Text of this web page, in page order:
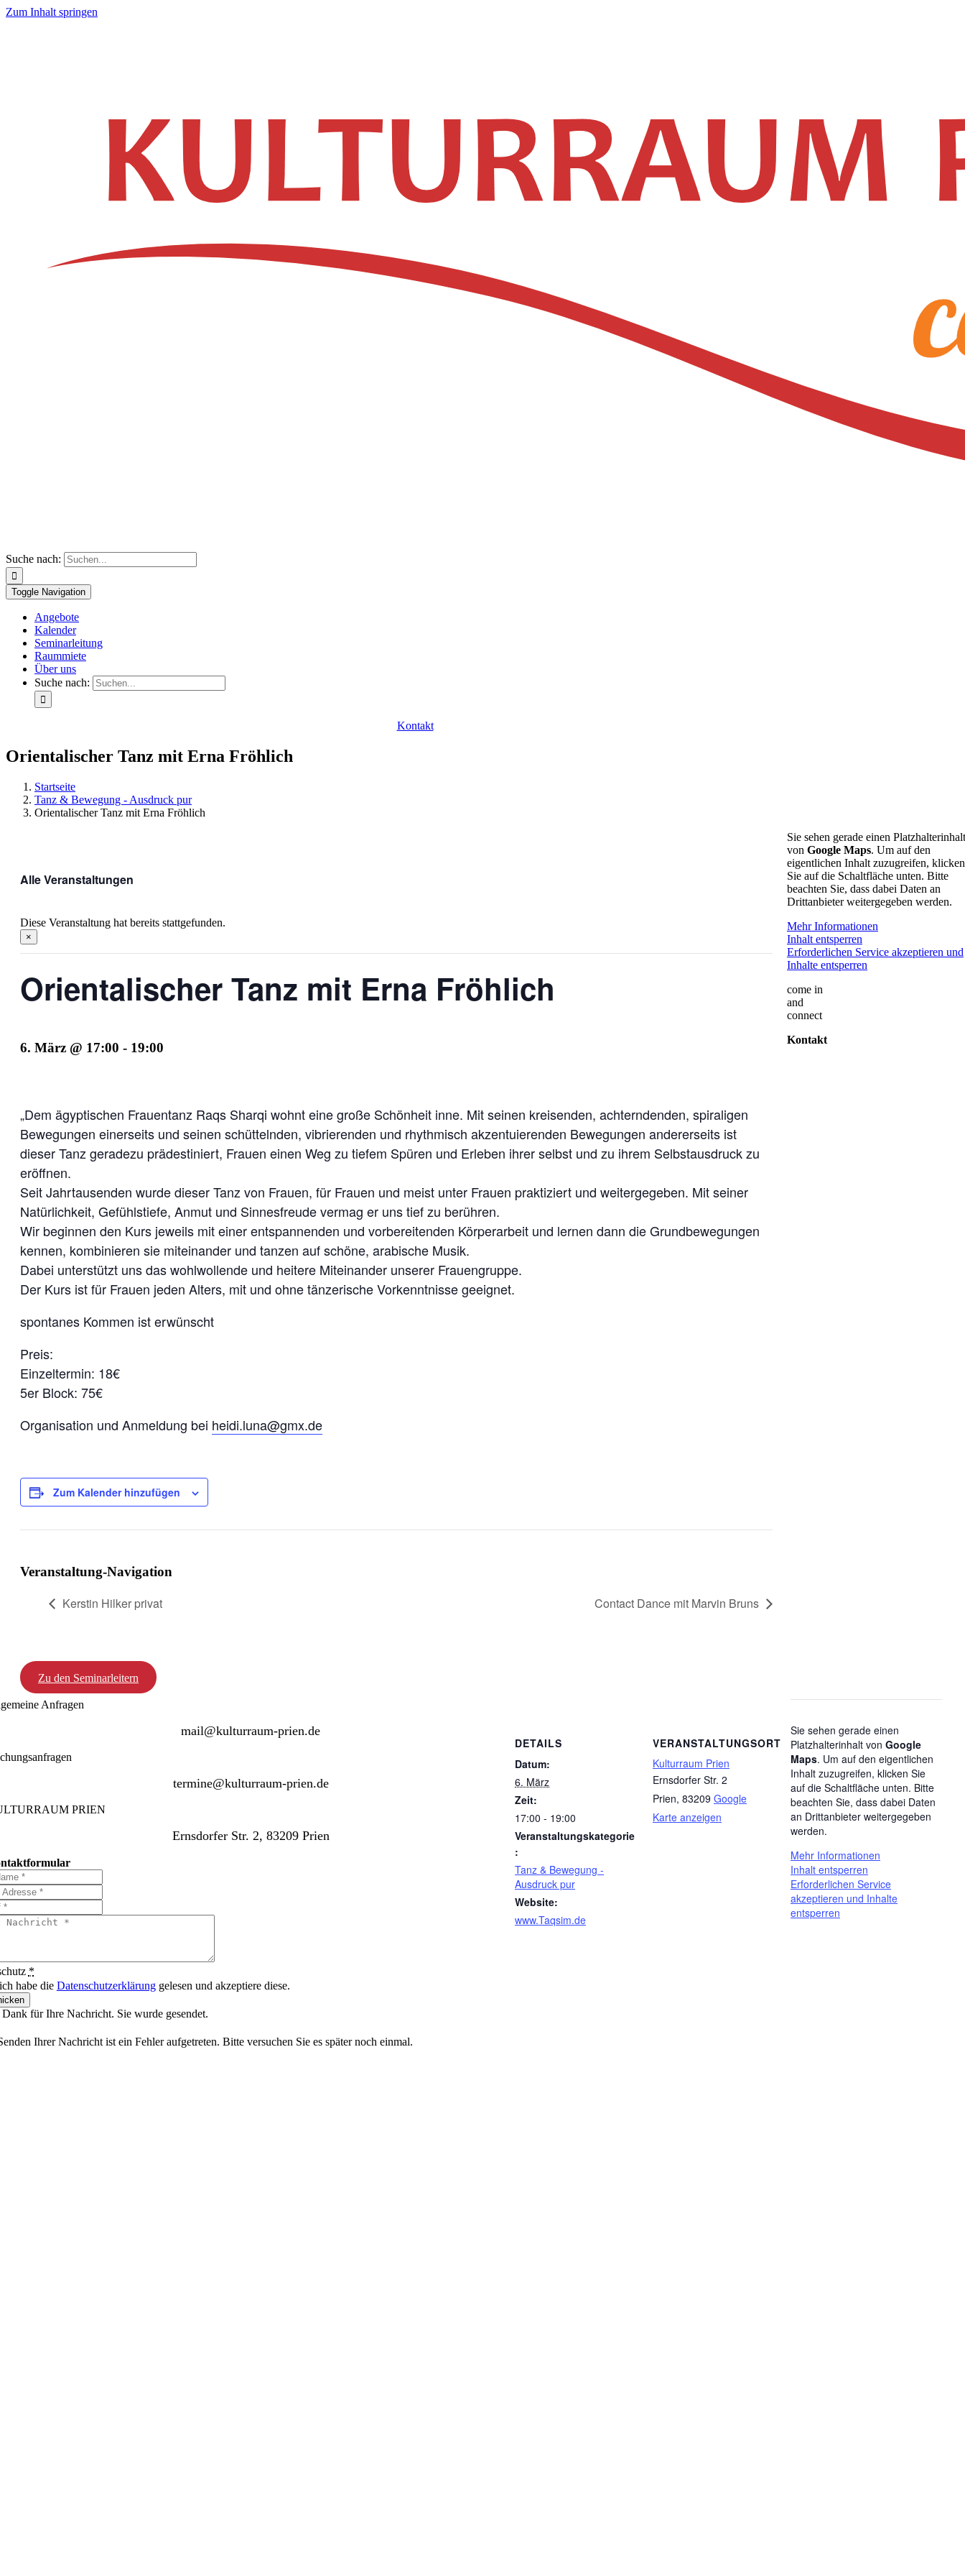
Zum Inhalt springen
Suche nach:
Toggle Navigation
Angebote
Kalender
Seminarleitung
Raummiete
Über uns
Suche nach:
Kontakt
Orientalischer Tanz mit Erna Fröhlich
Startseite
Tanz & Bewegung - Ausdruck pur
Orientalischer Tanz mit Erna Fröhlich
Alle Veranstaltungen
Diese Veranstaltung hat bereits stattgefunden.
×
Orientalischer Tanz mit Erna Fröhlich
6. März @ 17:00 - 19:00
„Dem ägyptischen Frauentanz Raqs Sharqi wohnt eine große Schönheit inne. Mit seinen kreisenden, achterndenden, spiraligen
Bewegungen einerseits und seinen schüttelnden, vibrierenden und rhythmisch akzentuierenden Bewegungen andererseits ist
dieser Tanz geradezu prädestiniert, Frauen einen Weg zu tiefem Spüren und Erleben ihrer selbst und zu ihrem Selbstausdruck zu
eröffnen.
Seit Jahrtausenden wurde dieser Tanz von Frauen, für Frauen und meist unter Frauen praktiziert und weitergegeben. Mit seiner
Natürlichkeit, Gefühlstiefe, Anmut und Sinnesfreude vermag er uns tief zu berühren.
Wir beginnen den Kurs jeweils mit einer entspannenden und vorbereitenden Körperarbeit und lernen dann die Grundbewegungen
kennen, kombinieren sie miteinander und tanzen auf schöne, arabische Musik.
Dabei unterstützt uns das wohlwollende und heitere Miteinander unserer Frauengruppe.
Der Kurs ist für Frauen jeden Alters, mit und ohne tänzerische Vorkenntnisse geeignet.
spontanes Kommen ist erwünscht
Preis:
Einzeltermin: 18€
5er Block: 75€
Organisation und Anmeldung bei heidi.luna@gmx.de
Zum Kalender hinzufügen
Veranstaltung-Navigation
Kerstin Hilker privat Contact Dance mit Marvin Bruns
Zu den Seminarleitern
DETAILS
Datum:
6. März
Zeit:
17:00 - 19:00
Veranstaltungskategorie
:
Tanz & Bewegung -
Ausdruck pur
Website:
www.Taqsim.de
VERANSTALTUNGSORT
Kulturraum Prien
Ernsdorfer Str. 2
Prien, 83209 Google
Karte anzeigen
Sie sehen gerade einen
Platzhalterinhalt von Google
Maps. Um auf den eigentlichen
Inhalt zuzugreifen, klicken Sie
auf die Schaltfläche unten. Bitte
beachten Sie, dass dabei Daten
an Drittanbieter weitergegeben
werden.
Mehr Informationen
Inhalt entsperren
Erforderlichen Service
akzeptieren und Inhalte
entsperren
Sie sehen gerade einen Platzhalterinhalt
von Google Maps. Um auf den
eigentlichen Inhalt zuzugreifen, klicken
Sie auf die Schaltfläche unten. Bitte
beachten Sie, dass dabei Daten an
Drittanbieter weitergegeben werden.
Mehr Informationen
Inhalt entsperren
Erforderlichen Service akzeptieren und
Inhalte entsperren
come in
and
connect
Kontakt
Anfragen
mail@kulturraum-prien.de
termine@kulturraum-prien.de
PRIEN
Ernsdorfer Str. 2, 83209 Prien
*
habe die Datenschutzerklärunggelesen und akzeptiere diese.
für Ihre Nachricht. Sie wurde gesendet.
Ihrer Nachricht ist ein Fehler aufgetreten. Bitte versuchen Sie es später noch einmal.